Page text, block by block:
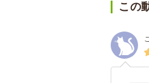
この